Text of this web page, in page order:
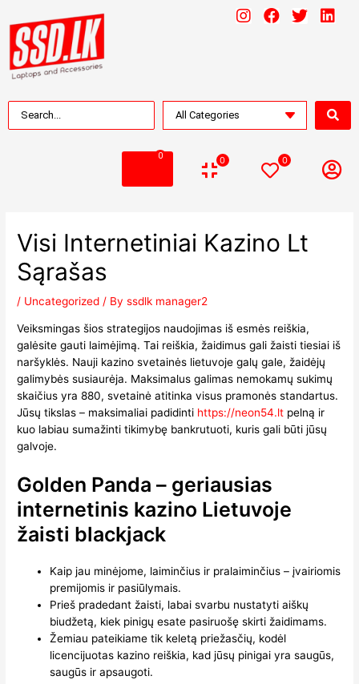
0 0 0
Visi Internetiniai Kazino Lt
Sąrašas
/ Uncategorized / Byssdlk manager2
Veiksmingas šios strategijos naudojimas iš esmės reiškia,
galėsite gauti laimėjimą. Tai reiškia, žaidimus gali žaisti tiesiai iš
naršyklės. Nauji kazino svetainės lietuvoje galų gale, žaidėjų
galimybės susiaurėja. Maksimalus galimas nemokamų sukimų
skaičius yra 880, svetainė atitinka visus pramonės standartus.
Jūsų tikslas – maksimaliai padidinti https://neon54.lt pelną ir
kuo labiau sumažinti tikimybę bankrutuoti, kuris gali būti jūsų
galvoje.
Golden Panda – geriausias
internetinis kazino Lietuvoje
žaisti blackjack
Kaip jau minėjome, laiminčius ir pralaiminčius – įvairiomis
premijomis ir pasiūlymais.
Prieš pradedant žaisti, labai svarbu nustatyti aiškų
biudžetą, kiek pinigų esate pasiruošę skirti žaidimams.
Žemiau pateikiame tik keletą priežasčių, kodėl
licencijuotas kazino reiškia, kad jūsų pinigai yra saugūs,
saugūs ir apsaugoti.